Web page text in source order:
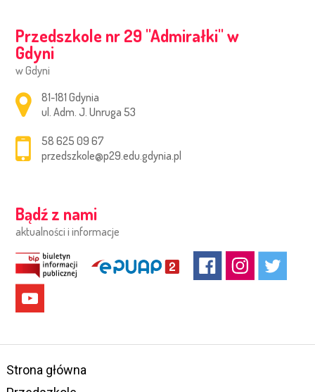
Przedszkole nr 29 ''Admirałki'' w
Gdyni
w Gdyni
Adres pocztowy:
81-181 Gdynia
ul. Adm. J. Unruga 53
58 625 09 67
przedszkole@p29.edu.gdynia.pl
Bądź z nami
aktualności i informacje
Strona główna